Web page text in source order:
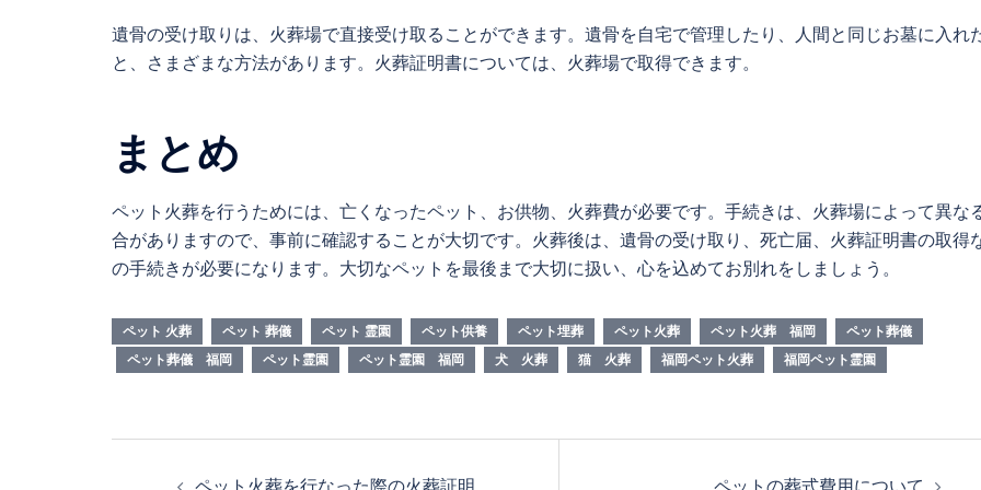
遺骨の受け取りは、火葬場で直接受け取ることができます。遺骨を自宅で管理したり、人間と同じお墓に入れ
と、さまざまな方法があります。火葬証明書については、火葬場で取得できます。
まとめ
ペット火葬を行うためには、亡くなったペット、お供物、火葬費が必要です。手続きは、火葬場によって異な
合がありますので、事前に確認することが大切です。火葬後は、遺骨の受け取り、死亡届、火葬証明書の取得
の手続きが必要になります。大切なペットを最後まで大切に扱い、心を込めてお別れをしましょう。
ペット 火葬 ペット 葬儀 ペット 霊園 ペット供養 ペット埋葬 ペット火葬 ペット火葬 福岡
ペット葬儀
ペット葬儀 福岡
ペット霊園 ペット霊園 福岡 犬 火葬 猫 火葬 福岡ペット火葬 福岡ペット霊園
ペット火葬を行なった際の火葬証明
ペットの葬式費用について